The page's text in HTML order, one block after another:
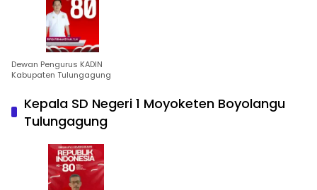
Dewan Pengurus KADIN
Kabupaten Tulungagung
Kepala SD Negeri 1 Moyoketen Boyolangu
Tulungagung